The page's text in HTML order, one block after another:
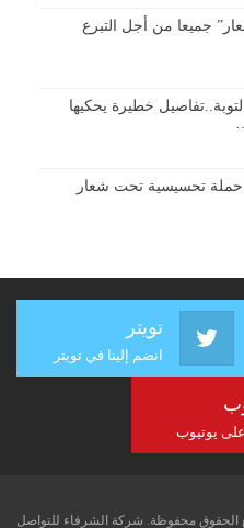
جميعا من أجل التبرع
خطيرة يحكيها
حملة تحسيسية تحت شعار
تويتر
انضم إلينا في تويتر
على يوتيوب